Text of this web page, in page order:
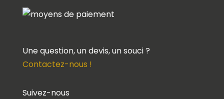
Une question, un devis, un souci ?
Contactez-nous !
Suivez-nous